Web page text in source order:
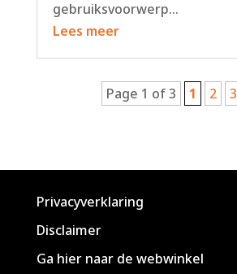
gebruiksvoorwerp...
Lees meer
Page 1 of 3 1 2 3
Privacyverklaring
Disclaimer
Ga hier naar de webwinkel